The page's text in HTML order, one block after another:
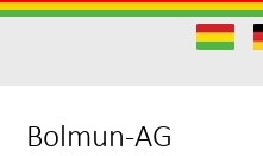
Useful
Bolmun-AG